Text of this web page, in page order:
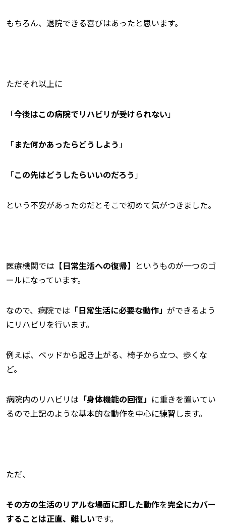
もちろん、退院できる喜びはあったと思います。
ただそれ以上に
「今後はこの病院でリハビリが受けられない」
「また何かあったらどうしよう」
「この先はどうしたらいいのだろう」
という不安があったのだとそこで初めて気がつきました。
医療機関では 【日常生活への復帰】 というものが一つのゴ
ールになっています。
なので、病院では 「日常生活に必要な動作」 ができるよう
にリハビリを行います。
例えば、ベッドから起き上がる、椅子から立つ、歩くな
ど。
病院内のリハビリは 「身体機能の回復」 に重きを置いてい
るので上記のような基本的な動作を中心に練習します。
ただ、
その方の生活のリアルな場面に即した動作を完全にカバー
することは正直、難しいです。